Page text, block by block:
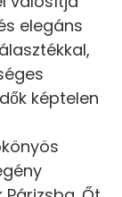
elegáns
képtelen